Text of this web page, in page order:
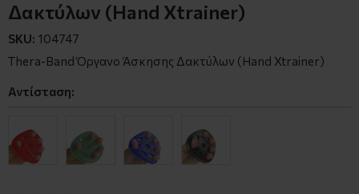
Δακτύλων (Hand Xtrainer)
SKU: 104747
Thera-Band Όργανο Άσκησης Δακτύλων (Hand Xtrainer)
Αντίσταση: